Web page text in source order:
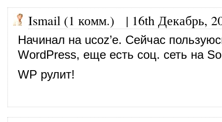
Ismail (1 комм.) | 16th Декабрь,
Начинал на ucoz’е. Сейчас
WordPress, еще есть соц. сеть на
WP рулит!